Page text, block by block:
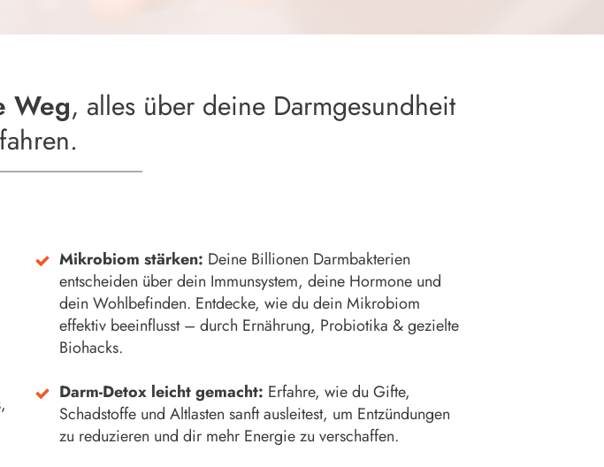
Weg, alles über deine Darmgesundheit
Mikrobiom stärken: Deine Billionen Darmbakterien
entscheiden über dein Immunsystem, deine Hormone und
dein Wohlbefinden. Entdecke, wie du dein Mikrobiom
effektiv beeinflusst – durch Ernährung, Probiotika & gezielte
Biohacks.
Darm-Detox leicht gemacht: Erfahre, wie du Gifte,
Schadstoffe und Altlasten sanft ausleitest, um Entzündungen
zu reduzieren und dir mehr Energie zu verschaffen.